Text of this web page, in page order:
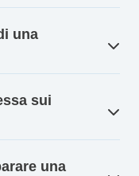
una
sui
una